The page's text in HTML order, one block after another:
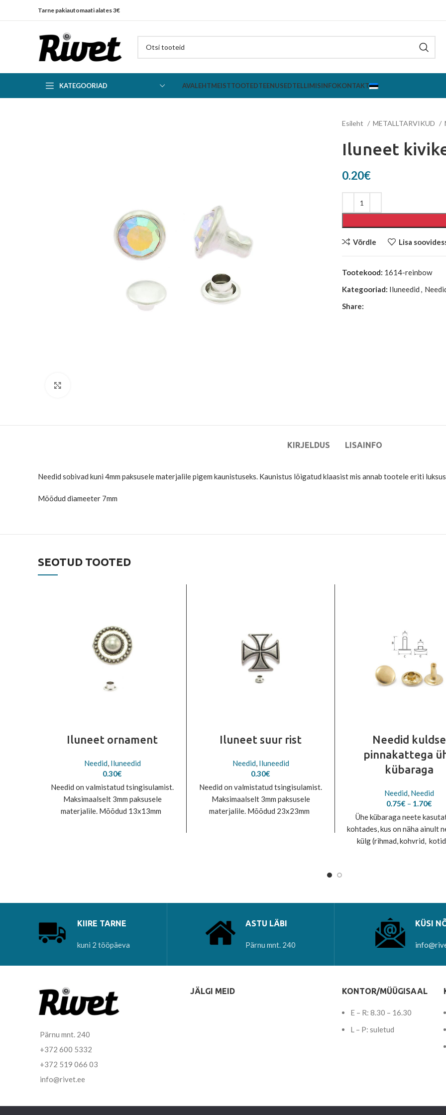
Tarne pakiautomaati alates 3€
KATEGOORIAD AVALEHTMEISTTOOTEDTEENUSEDTELLIMISINFOKONTAKT
Esileht METALLTARVIKUD
Iluneet
0.20€
Võrdle Lisa
Tootekood: 1614-reinbow
Kategooriad: Iluneedid ,
Share:
KIRJELDUS LISAINFO
Needid sobivad kuni 4mm paksusele materjalile pigem kaunistuseks. Kaunistus lõigatud klaasist mis annab tootele eriti
Mõõdud diameeter 7mm
SEOTUD TOOTED
Iluneet ornament
Needid, Iluneedid
0.30€
Needid on valmistatud tsingisulamist.
Maksimaalselt 3mm paksusele
materjalile. Mõõdud 13x13mm
Iluneet suur rist
Needid, Iluneedid
0.30€
Needid on valmistatud tsingisulamist.
Maksimaalselt 3mm paksusele
materjalile. Mõõdud 23x23mm
Needid kuldse
pinnakattega
kübaraga
Needid, Needid
0.75€ – 1.70€
Ühe kübaraga neete
kohtades, kus on näha ainult
külg (rihmad, kohvrid,
KIIRE TARNE
kuni 2 tööpäeva
ASTU LÄBI
Pärnu mnt. 240
KÜSI
Pärnu mnt. 240
+372 600 5332
+372 519 066 03
info@rivet.ee
JÄLGI MEID KONTOR/MÜÜGISAAL
E – R: 8.30 – 16.30
L – P: suletud